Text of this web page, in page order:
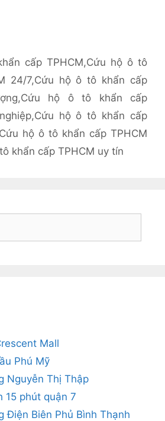
cấp TPHCM,Cứu hộ ô tô
24/7,Cứu hộ ô tô khẩn cấp
,Cứu hộ ô tô khẩn cấp
,Cứu hộ ô tô khẩn cấp
Cứu hộ ô tô khẩn cấp TPHCM
khẩn cấp TPHCM uy tín
Mall
Phú Mỹ
Nguyễn Thị Thập
15 phút quận 7
Điện Biên Phủ Bình Thạnh